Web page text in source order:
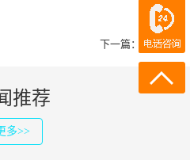
下一篇：
知因智慧
推荐
多>>